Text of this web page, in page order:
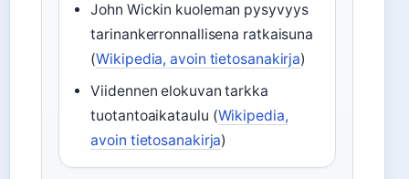
John Wickin kuoleman pysyvyys
tarinankerronnallisena ratkaisuna
(Wikipedia, avoin tietosanakirja)
Viidennen elokuvan tarkka
tuotantoaikataulu (Wikipedia,
avoin tietosanakirja)